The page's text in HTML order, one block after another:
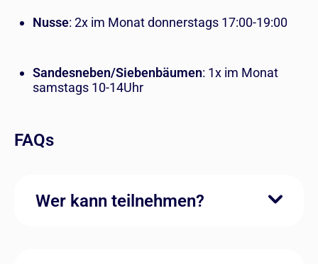
Nusse: 2x im Monat donnerstags 17:00-19:00
Sandesneben/Siebenbäumen: 1x im Monat
samstags 10-14Uhr
FAQs
Wer kann teilnehmen?